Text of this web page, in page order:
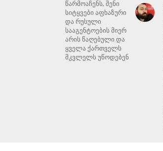
წარმოაჩენს, შენი
სიტყვები აფხაზური
და რუსული
სააგენტოების მიერ
არის წაღებული და
ყველა ქართველს
მკვლელს უწოდებენ